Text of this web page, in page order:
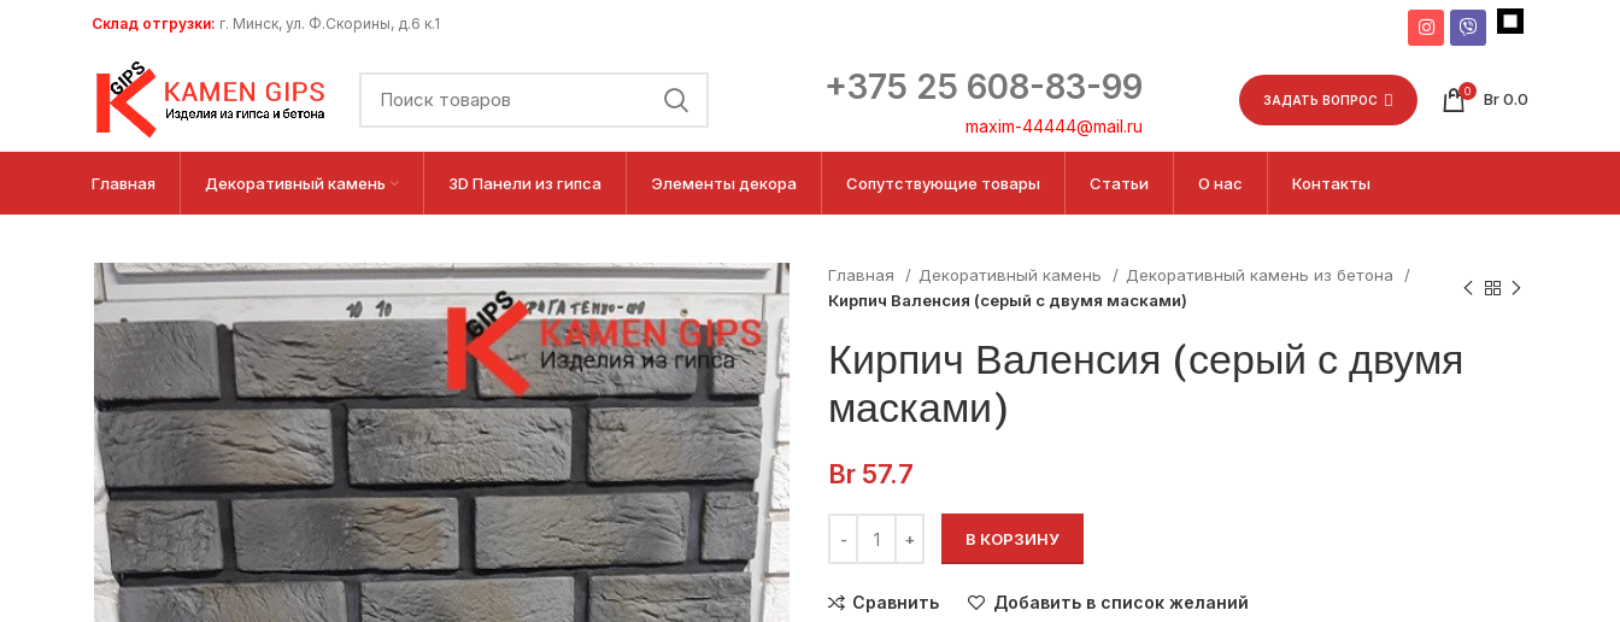
Склад отгрузки: г. Минск, ул. Ф.Скорины, д.6 к.1
+375 25 608-83-99
maxim-44444@mail.ru
ЗАДАТЬ ВОПРОС
0 Br0.0
Главная Декоративный камень 3D Панели из гипса Элементы декора Сопутствующие товары Статьи О нас Контакты
Главная Декоративный камень
Декоративный камень из бетона
Кирпич Валенсия (серый с двумя масками)
Кирпич Валенсия (серый с двумя
масками)
Br 57.7
В КОРЗИНУ
Сравнить Добавить в список желаний